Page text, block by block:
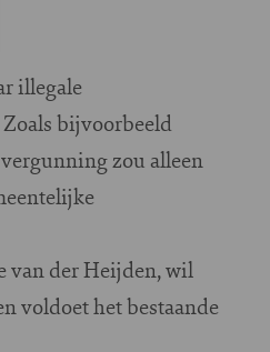
illegale
bijvoorbeeld
zou alleen
van der Heijden, wil
voldoet het bestaande